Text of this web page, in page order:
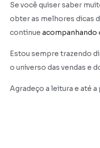
Se você quiser saber
obter as melhores dicas
continue acompanhando
Estou sempre trazendo
o universo das vendas e
Agradeço a leitura e até a